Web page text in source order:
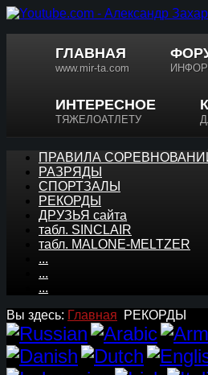
ГЛАВНАЯ
www.mir-ta.com
ИНТЕРЕСНОЕ
ТЯЖЕЛОАТЛЕТУ
ПРАВИЛА
РАЗРЯДЫ
СПОРТЗАЛЫ
РЕКОРДЫ
ДРУЗЬЯ сайта
табл. SINCLAIR
табл. MALONE-MELTZER
...
...
...
Вы здесь: Главная РЕКОРДЫ